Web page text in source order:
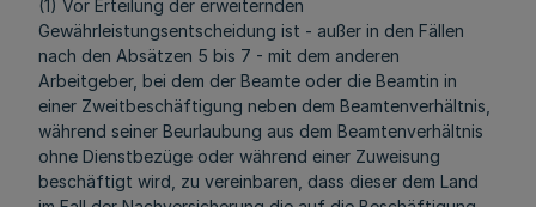
(1) Vor Erteilung der erweiternden
Gewährleistungsentscheidung ist - außer in den Fällen
nach den Absätzen 5 bis 7 - mit dem anderen
Arbeitgeber, bei dem der Beamte oder die Beamtin in
einer Zweitbeschäftigung neben dem Beamtenverhältnis,
während seiner Beurlaubung aus dem Beamtenverhältnis
ohne Dienstbezüge oder während einer Zuweisung
beschäftigt wird, zu vereinbaren, dass dieser dem Land